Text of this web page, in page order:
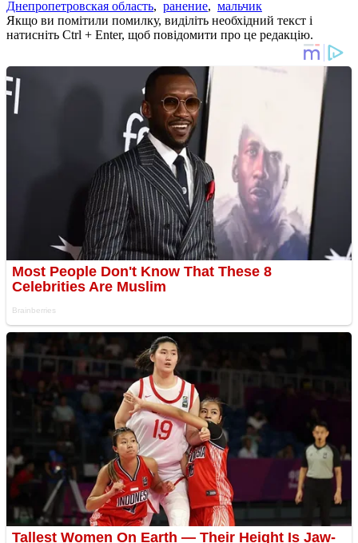
Днепропетровская область, ранение, мальчик
Якщо ви помітили помилку, виділіть необхідний текст і
натисніть Ctrl + Enter, щоб повідомити про це редакцію.